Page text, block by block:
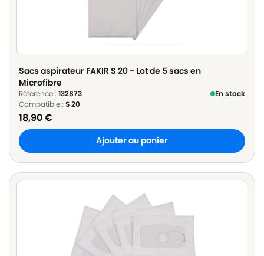
Sacs aspirateur FAKIR S 20 - Lot de 5 sacs en
Microfibre
Référence : 132873
En stock
Compatible : S 20
18,90€
Ajouter au panier